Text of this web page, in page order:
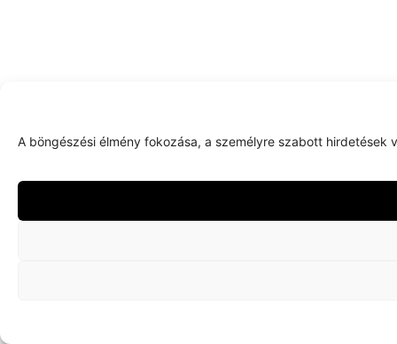
A böngészési élmény fokozása, a személyre szabott